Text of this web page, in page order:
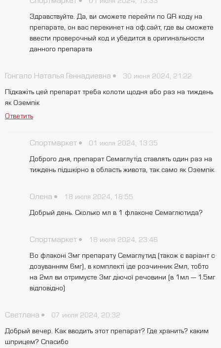
Здравствуйте. Да, ви сможете перейти по QR коду на
препарате, он вас перекинет на оф.сайт, где вы сможете
ввести проверочный код и убедится в оригинальности
данного препарата
Гонгало Наталья Геннадиевна 30 июня 2024, 21:22
Підкажіть цей препарат треба колоти щодня або раз на тиждень
як Оземпік
Ответить
Спортмаркет 01 июля 2024, 13:35
Доброго дня, препарат Семаглутід ставлять один раз на
тиждень підшкірно в область живота, так само як Оземпік
Олена 18 июля 2024, 18:55
Добрый день. Сколько мл в 1 флаконе Семаглютида?
Спортмаркет 18 июля 2024, 23:46
Во флаконі 3мг препарату Семаглутид (також є варіант с
дозуванням 6мг), в комплекті іде розчинник 2мл, тобто
на 2мл ви отримуєте 3мг діючої речовини (в 1мл — 1.5мг
відповідно)
Светлана 07 июля 2024, 20:32
Добрый вечер. Как вводить этот препарат? Где хранить? каким
шприцем? Спасибо